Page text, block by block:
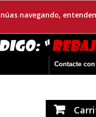
navegando,
Contacte